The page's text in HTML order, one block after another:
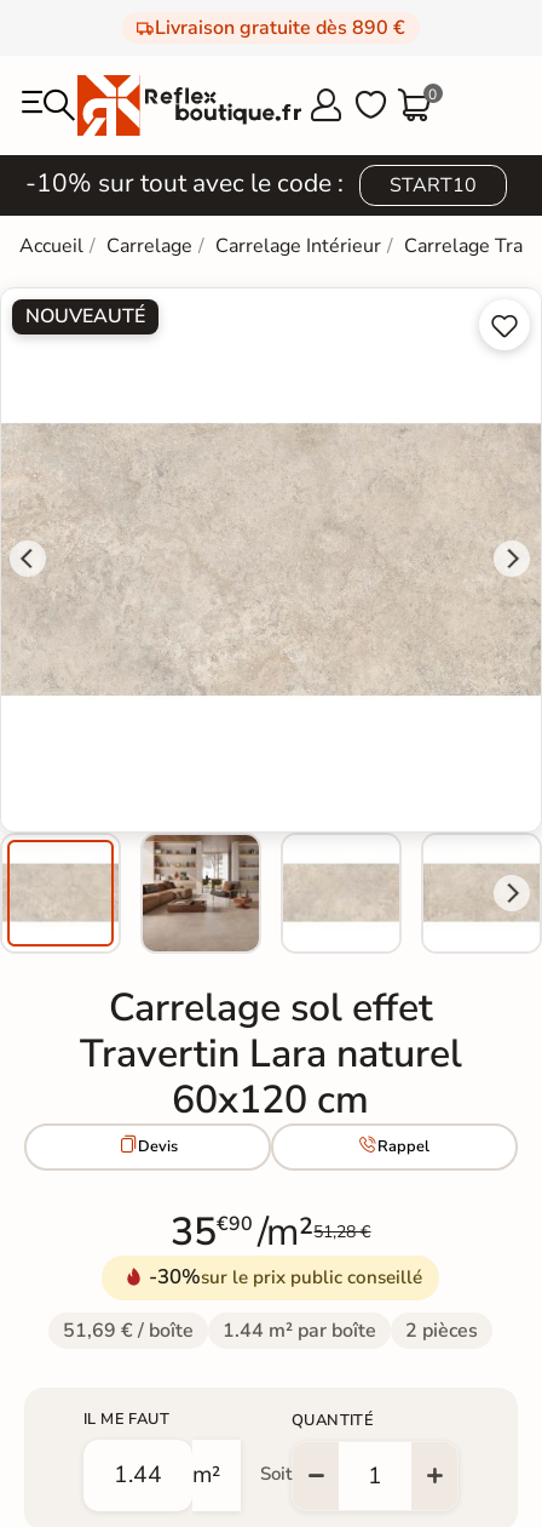
Livraison gratuite dès 890 €
  0
-10% sur tout avec le code : START10
Accueil Carrelage Carrelage Intérieur Carrelage
NOUVEAUTÉ 

Carrelage sol effet
Travertin Lara naturel
60x120 cm
Devis Rappel
35€90 /m²51,28 €
-30%sur le prix public conseillé
51,69 € / boîte 1.44 m² par boîte 2 pièces
IL ME FAUT
m² Soit
QUANTITÉ